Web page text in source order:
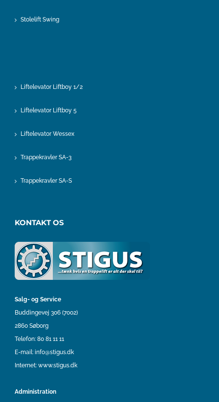
Stolelift Swing
Liftelevator Liftboy 1/2
Liftelevator Liftboy 5
Liftelevator Wessex
Trappekravler SA-3
Trappekravler SA-S
KONTAKT OS
Salg- og Service
Buddingevej 306 (7002)
2860 Søborg
Telefon: 80 81 11 11
E-mail: info@stigus.dk
Internet: www.stigus.dk
Administration